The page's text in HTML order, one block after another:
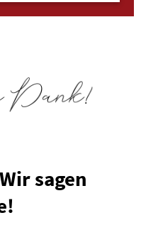
sagen